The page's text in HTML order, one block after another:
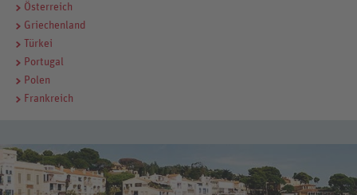
Österreich
Griechenland
Türkei
Portugal
Polen
Frankreich